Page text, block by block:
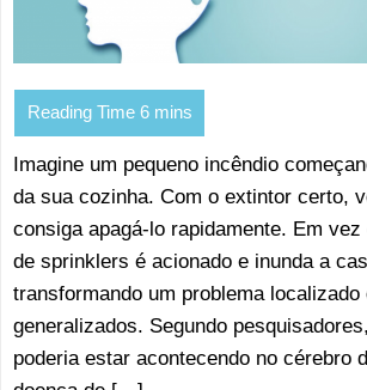
Imagine um pequeno incêndio
da sua cozinha. Com o extintor certo,
consiga apagá-lo rapidamente. Em
de sprinklers é acionado e inunda a
transformando um problema localizado
generalizados. Segundo
poderia estar acontecendo no cérebro